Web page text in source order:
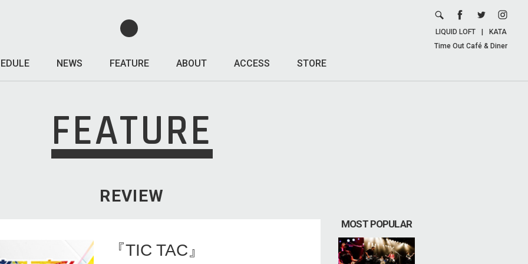
NEWS FEATURE ABOUT ACCESS STORE
LIQUID LOFT
KATA
Time Out Café & Diner
FEATURE
REVIEW
『TIC TAC』
MOST POPULAR